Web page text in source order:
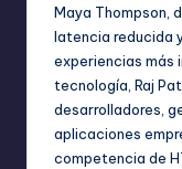
Maya Thompson,
latencia reducida
experiencias más
tecnología, Raj
desarrolladores,
aplicaciones
competencia de